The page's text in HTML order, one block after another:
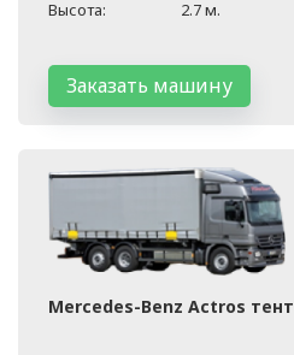
Высота: 2.7 м.
Заказать машину
Mercedes-Benz Actros тент